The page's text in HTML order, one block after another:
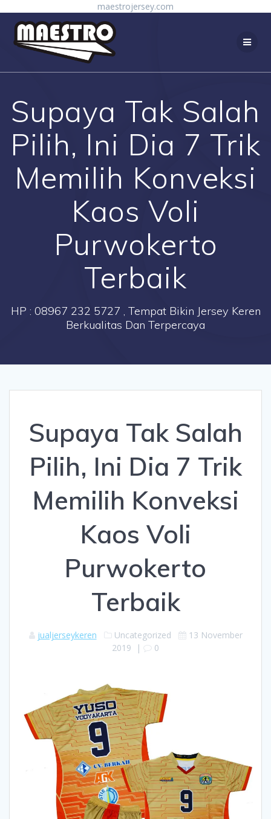
maestrojersey.com
Supaya Tak Salah
Pilih, Ini Dia 7 Trik
Memilih Konveksi
Kaos Voli
Purwokerto
Terbaik
HP : 08967 232 5727 , Tempat Bikin Jersey Keren
Berkualitas Dan Terpercaya
Supaya Tak Salah
Pilih, Ini Dia 7 Trik
Memilih Konveksi
Kaos Voli
Purwokerto
Terbaik
jualjerseykeren Uncategorized
13 November
2019 | 0